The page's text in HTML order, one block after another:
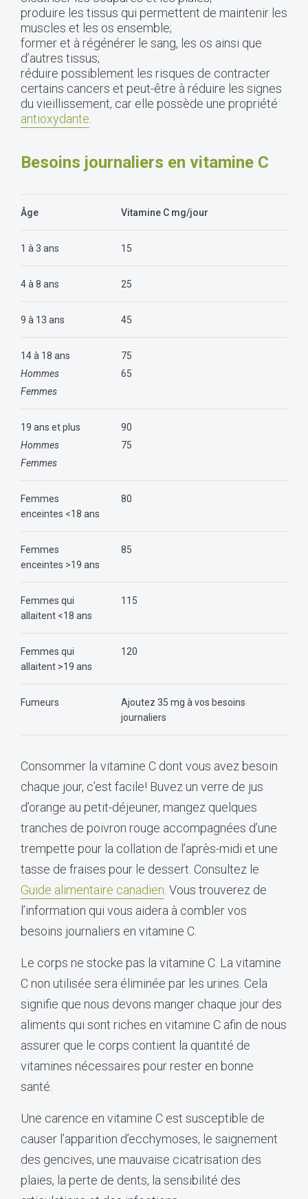
produire les tissus qui permettent de maintenir les
muscles et les os ensemble;
former et à régénérer le sang, les os ainsi que
d’autres tissus;
réduire possiblement les risques de contracter
certains cancers et peut-être à réduire les signes
du vieillissement, car elle possède une propriété
antioxydante
Besoins journaliers en vitamine C
Âge Vitamine C mg/jour
1 à 3 ans 15
4 à 8 ans 25
9 à 13 ans 45
14 à 18 ans
Hommes
Femmes
75
65
19 ans et plus
Hommes
Femmes
90
75
Femmes
enceintes <18 ans
80
Femmes
enceintes >19 ans
85
Femmes qui
allaitent <18 ans
115
Femmes qui
allaitent >19 ans
120
Fumeurs
Ajoutez 35 mg à vos besoins
journaliers
Consommer la vitamine C dont vous avez besoin
chaque jour, c’est facile! Buvez un verre de jus
d’orange au petit-déjeuner, mangez quelques
tranches de poivron rouge accompagnées d’une
trempette pour la collation de l’après-midi et une
tasse de fraises pour le dessert. Consultez le
Guide alimentaire canadien . Vous trouverez de
l’information qui vous aidera à combler vos
besoins journaliers en vitamine C.
Le corps ne stocke pas la vitamine C. La vitamine
C non utilisée sera éliminée par les urines. Cela
signifie que nous devons manger chaque jour des
aliments qui sont riches en vitamine C afin de nous
assurer que le corps contient la quantité de
vitamines nécessaires pour rester en bonne
santé.
Une carence en vitamine C est susceptible de
causer l’apparition d’ecchymoses, le saignement
des gencives, une mauvaise cicatrisation des
plaies, la perte de dents, la sensibilité des